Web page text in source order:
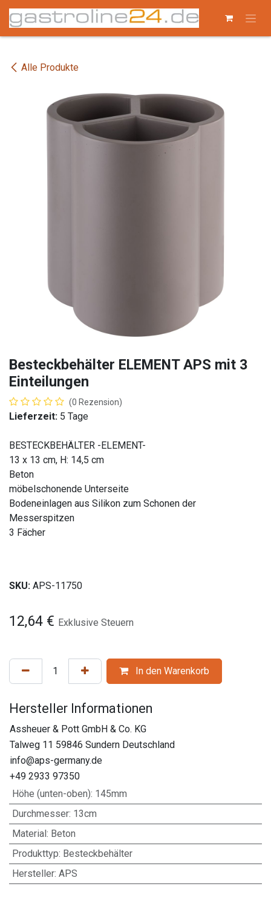
Zum Inhalt springen
Alle Produkte
Besteckbehälter ELEMENT APS mit 3
Einteilungen
(0 Rezension)
Lieferzeit: 5 Tage
BESTECKBEHÄLTER -ELEMENT-
13 x 13 cm, H: 14,5 cm
Beton
möbelschonende Unterseite
Bodeneinlagen aus Silikon zum Schonen der
Messerspitzen
3 Fächer
SKU: APS-11750
12,64 € Exklusive Steuern
In den Warenkorb
Hersteller Informationen
Assheuer & Pott GmbH & Co. KG
Talweg 11 59846 Sundern Deutschland
info@aps-germany.de
+49 2933 97350
Höhe (unten-oben): 145mm
Durchmesser: 13cm
Material: Beton
Produkttyp: Besteckbehälter
Hersteller: APS